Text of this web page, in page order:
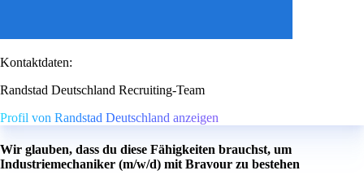
Kontaktdaten:
Randstad Deutschland Recruiting-Team
Profil von Randstad Deutschland anzeigen
Wir glauben, dass du diese Fähigkeiten brauchst, um
Industriemechaniker (m/w/d) mit Bravour zu bestehen